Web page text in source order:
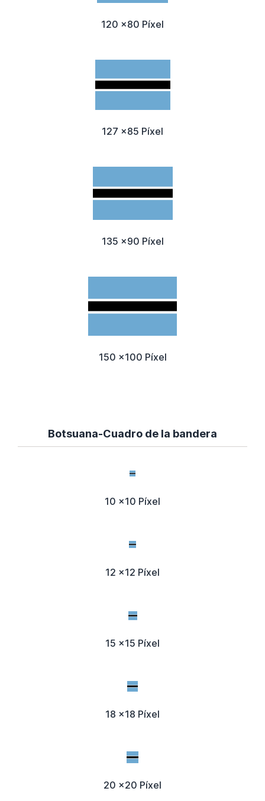
120 x80 Píxel
127 x85 Píxel
135 x90 Píxel
150 x100 Píxel
Botsuana-Cuadro de la bandera
10 x10 Píxel
12 x12 Píxel
15 x15 Píxel
18 x18 Píxel
20 x20 Píxel